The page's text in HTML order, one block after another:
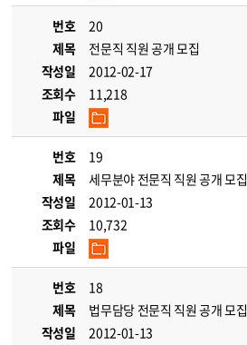
번호
20
제목
전문직 직원 공개 모집
작성일
2012-02-17
조회수
11,218
파일
번호
19
제목
세무분야 전문직 직원 공개 모집
작성일
2012-01-13
조회수
10,732
파일
번호
18
제목
법무담당 전문직 직원 공개 모집
작성일
2012-01-13